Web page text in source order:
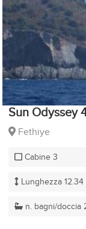
Sun Odyssey
Fethiye
Cabine 3
Lunghezza 12.34
n. bagni/doccia